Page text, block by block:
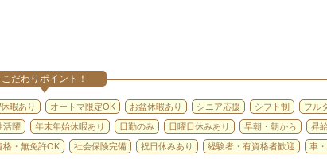
こだわりポイント！
暇あり オートマ限定OK お盆休暇あり シニア応援 シフト制 フル
活躍 年末年始休暇あり 日勤のみ 日曜日休みあり 早朝・朝から 昇
格・無免許OK 社会保険完備 祝日休みあり 経験者・有資格者歓迎 車